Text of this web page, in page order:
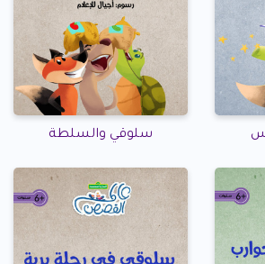
سلوقي والسلطة